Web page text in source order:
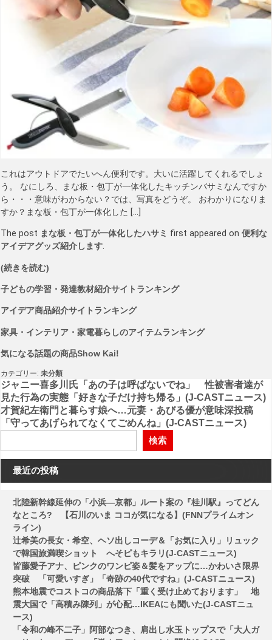
これはアウトドアでたいへん便利です。大いに活躍してくれるでしょ
う。 なにしろ、まな板・包丁が一体化したキッチンバサミなんですか
ら・・・意味がわからない？では、写真をどうぞ。 おわかりになりま
すか？まな板・包丁が一体化した […]
The post まな板・包丁が一体化したハサミ first appeared on 便利な
アイデアグッズ紹介します.
(続きを読む)
子どもの学習・発達教材紹介サイトランキング
アイデア商品紹介サイトランキング
家具・インテリア・家電暮らしのアイテムランキング
気になる話題の商品Show Kai!
カテゴリー: 未分類
投
稿
ナ
ビ
ゲ
ー
シ
ョ
ン
ジャニー喜多川氏「あの子は呼ばないでね」 性被害者達が
見た行為の実態「好きな子だけ持ち帰る」(J-CASTニュース)
才賀紀左衛門と暮らす娘へ…元妻・あびる優が意味深投稿
「守ってあげられてなくてごめんね」(J-CASTニュース)
検索
最近の投稿
北陸新幹線延伸の「小浜―京都」ルート案の『桂川駅』ってどん
なところ? 【石川のいま ココが気になる】(FNNプライムオン
ライン)
辻希美の長女・希空、ヘソ出しコーデ＆「お気に入り」リュック
で韓国旅満喫ショット へそピもキラリ(J-CASTニュース)
皆藤愛子アナ、ピンクのワンピ姿＆髪をアップに…かわいさ限界
突破 「可愛いすぎ」「奇跡の40代ですね」(J-CASTニュース)
熊本地震でコストコの商品落下「重く受け止めております」 地
震大国で「高積み陳列」が心配…IKEAにも聞いた(J-CASTニュ
ース)
「令和の峰不二子」阿部なつき、肩出し水玉トップスで「大人ガ